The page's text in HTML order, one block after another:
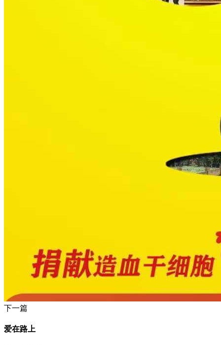
下一篇
爱在路上